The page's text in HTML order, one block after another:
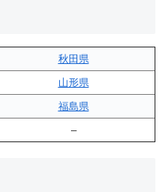
秋田県
山形県
福島県
–